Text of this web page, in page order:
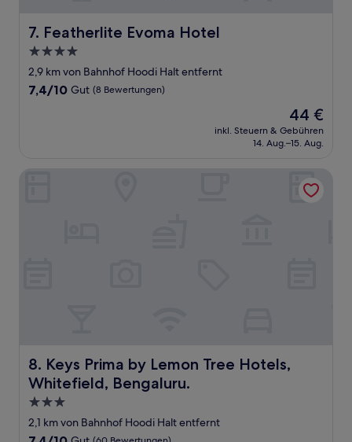
7. Featherlite Evoma Hotel
Featherlite Evoma Hotel
4.0-
Sterne-
Unterkunft
2,9 km von Bahnhof Hoodi Halt entfernt
7.4
7,4/10 Gut (8 Bewertungen)
Der
Preis
beträgt
44 €
inkl. Steuern & Gebühren
14. Aug.–15. Aug.
8. Keys Prima by Lemon Tree Hotels,
Whitefield, Bengaluru.
Keys Prima by Lemon Tree Hotels, Whitefield, Bengaluru.
3.0-
Sterne-
Unterkunft
2,1 km von Bahnhof Hoodi Halt entfernt
7.4
Keys Prima by Lemon Tree Hotels, Whitefield, Bengaluru.